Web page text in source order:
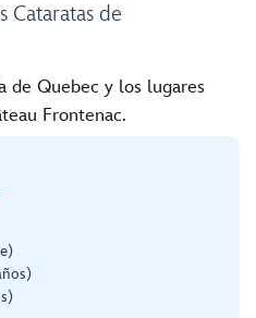
Cataratas de
de Quebec y los lugares
Frontenac.